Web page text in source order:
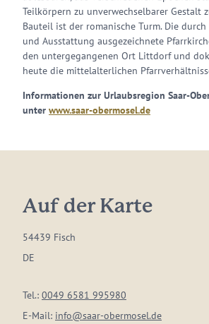
Teilkörpern zu unverwechselbarer Gestalt
Bauteil ist der romanische Turm. Die
und Ausstattung ausgezeichnete
den untergegangenen Ort Littdorf und
heute die mittelalterlichen
Informationen zur Urlaubsregion Saar-
unter www.saar-obermosel.de
Auf der Karte
54439 Fisch
DE
Tel.: 0049 6581 995980
E-Mail: info@saar-obermosel.de